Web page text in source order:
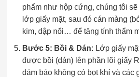
phẩm như hộp cứng, chúng tôi
lớp giấy mặt, sau đó cán màng
kim, dập nổi… để tăng tính thẩm
Bước 5: Bồi & Dán: Lớp giấy
được bồi (dán) lên phần lõi giấy
đảm bảo không có bọt khí và các